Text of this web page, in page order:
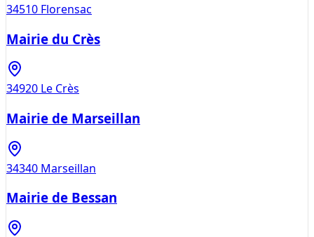
34510 Florensac
Mairie du Crès
34920 Le Crès
Mairie de Marseillan
34340 Marseillan
Mairie de Bessan